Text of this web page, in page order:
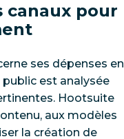
canaux pour
ses dépenses en
est analysée
Hootsuite
aux modèles
la création de